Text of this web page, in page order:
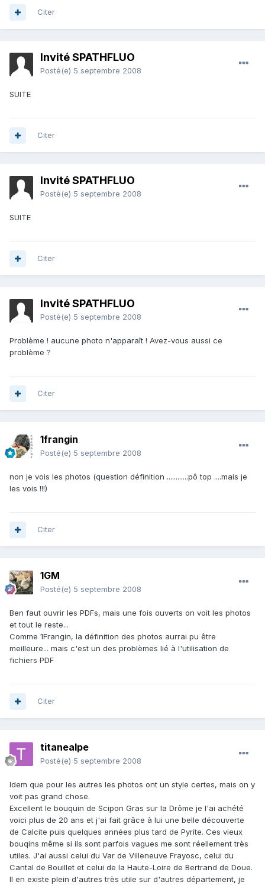
Citer
Invité SPATHFLUO
Posté(e) 5 septembre 2008
SUITE
Citer
Invité SPATHFLUO
Posté(e) 5 septembre 2008
SUITE
Citer
Invité SPATHFLUO
Posté(e) 5 septembre 2008
Problème ! aucune photo n'apparaît ! Avez-vous aussi ce
problème ?
Citer
1frangin
Posté(e) 5 septembre 2008
non je vois les photos (question définition ............pô top ....mais je
les vois !!!)
Citer
1GM
Posté(e) 5 septembre 2008
Ben faut ouvrir les PDFs, mais une fois ouverts on voit les photos
et tout le reste...
Comme 1Frangin, la définition des photos aurrai pu être
meilleure... mais c'est un des problèmes lié à l'utilisation de
fichiers PDF
Citer
titanealpe
Posté(e) 5 septembre 2008
Idem que pour les autres les photos ont un style certes, mais on y
voit pas grand chose.
Excellent le bouquin de Scipon Gras sur la Drôme je l'ai achété
voici plus de 20 ans et j'ai fait grâce à lui une belle découverte
de Calcite puis quelques années plus tard de Pyrite. Ces vieux
bouqins même si ils sont parfois vagues me sont réellement très
utiles. J'ai aussi celui du Var de Villeneuve Frayosc, celui du
Cantal de Bouillet et celui de la Haute-Loire de Bertrand de Doue.
Il en existe plein d'autres très utile sur d'autres département, je